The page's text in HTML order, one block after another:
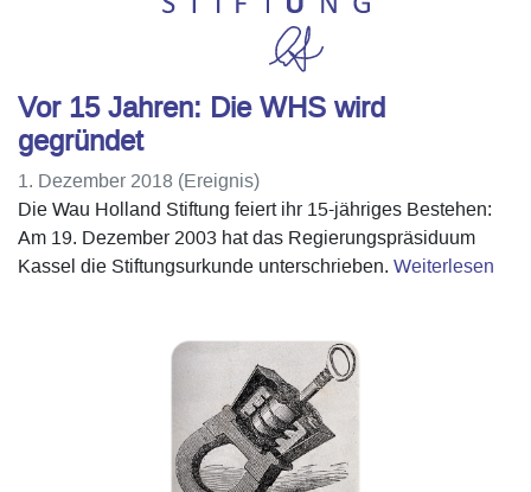
Vor 15 Jahren: Die WHS wird
gegründet
1. Dezember 2018 (Ereignis)
Die Wau Holland Stiftung feiert ihr 15-jähriges Bestehen:
Am 19. Dezember 2003 hat das Regierungspräsiduum
Kassel die Stiftungsurkunde unterschrieben. Weiterlesen